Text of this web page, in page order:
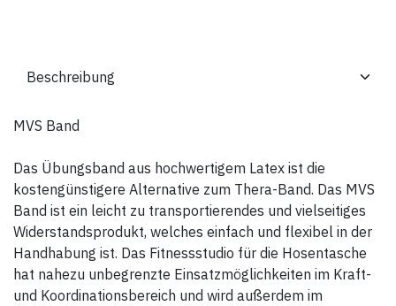
MVS Band
Das Übungsband aus hochwertigem Latex ist die
kostengünstigere Alternative zum Thera-Band. Das MVS
Band ist ein leicht zu transportierendes und vielseitiges
Widerstandsprodukt, welches einfach und flexibel in der
Handhabung ist. Das Fitnessstudio für die Hosentasche
hat nahezu unbegrenzte Einsatzmöglichkeiten im Kraft-
und Koordinationsbereich und wird außerdem im